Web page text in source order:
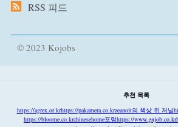
RSS 피드
© 2023 Kojobs
추천 목록
https://agrex.or.krhttps://pakamera.co.krzeanoit의 책상 위 저널
https://bloome.co.krchinesehome포럼https://www.gnjob.co.kr